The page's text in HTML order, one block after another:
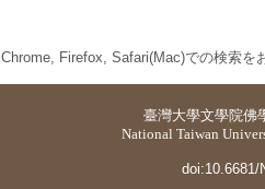
Chrome, Firefox, Safari(Mac)での検索を
臺灣大學文學院佛
National Taiwan
doi:10.6681/